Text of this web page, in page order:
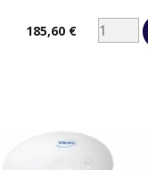
185,60 €